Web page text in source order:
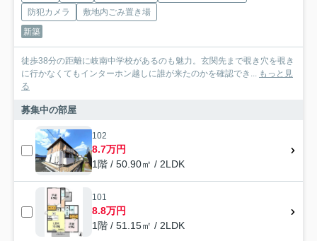
防犯カメラ
敷地内ごみ置き場
新築
徒歩38分の距離に岐南中学校があるのも魅力。玄関先まで覗き穴を覗き
に行かなくてもインターホン越しに誰が来たのかを確認でき... もっと見
る
募集中の部屋
102
8.7万円
1階 / 50.90㎡ / 2LDK
101
8.8万円
1階 / 51.15㎡ / 2LDK